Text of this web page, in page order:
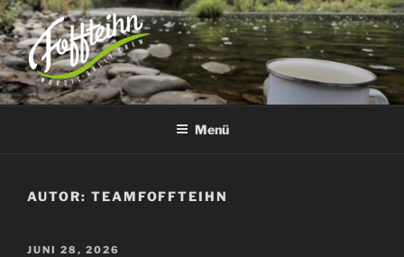
Zum
Inhalt
springen
TEAM FOFFTEIHN
– nordic rally crew –
Menü
AUTOR: TEAMFOFFTEIHN
VERÖFFENTLICHT
JUNI 28, 2026